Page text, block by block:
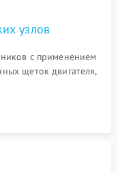
узлов
с применением
щеток двигателя,
манжеты.